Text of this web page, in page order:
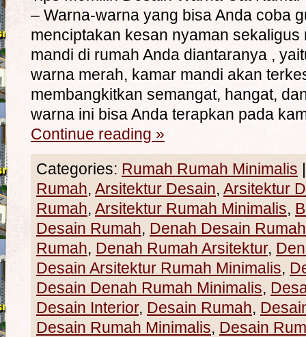
– Warna-warna yang bisa Anda coba
menciptakan kesan nyaman
mandi di rumah Anda diantaranya ,
warna merah, kamar mandi akan
membangkitkan semangat, hangat,
warna ini bisa Anda terapkan pada
Continue reading »
Categories: Rumah Rumah Minimalis |
Rumah, Arsitektur Desain, Arsitektur
Rumah, Arsitektur Rumah Minimalis,
Desain Rumah, Denah Desain
Rumah, Denah Rumah Arsitektur,
Desain Arsitektur Rumah Minimalis,
Desain Denah Rumah Minimalis,
Desain Interior, Desain Rumah,
Desain Rumah Minimalis, Desain